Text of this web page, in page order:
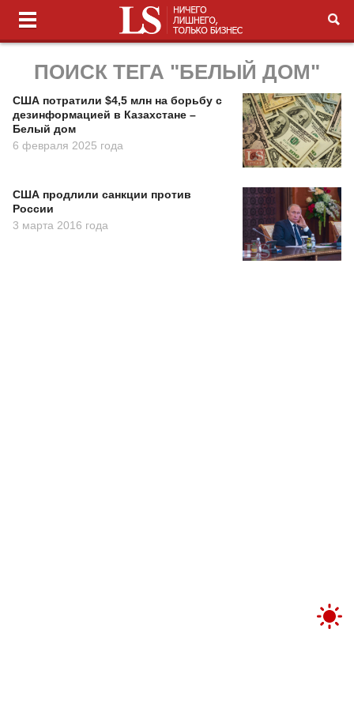
ПОИСК ТЕГА "БЕЛЫЙ ДОМ"
США потратили $4,5 млн на борьбу с
дезинформацией в Казахстане –
Белый дом
6 февраля 2025 года
США продлили санкции против
России
3 марта 2016 года